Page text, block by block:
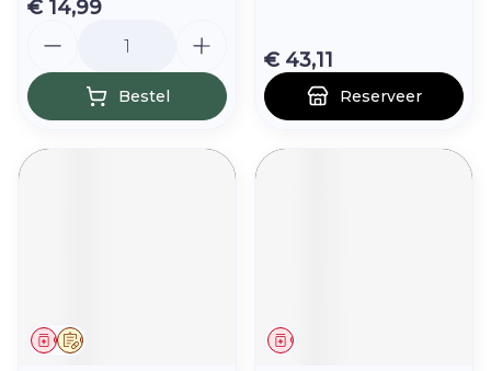
€ 14,99
Bestel
€ 43,11
Reserveer
Op voorschrift
Geneesmiddel Geneesmiddel